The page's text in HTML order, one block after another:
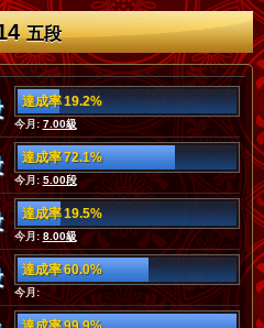
五段
達成率 19.2%
今月:7.00級
達成率 72.1%
今月:5.00段
達成率 19.5%
今月: 8.00級
達成率 60.0%
今月: